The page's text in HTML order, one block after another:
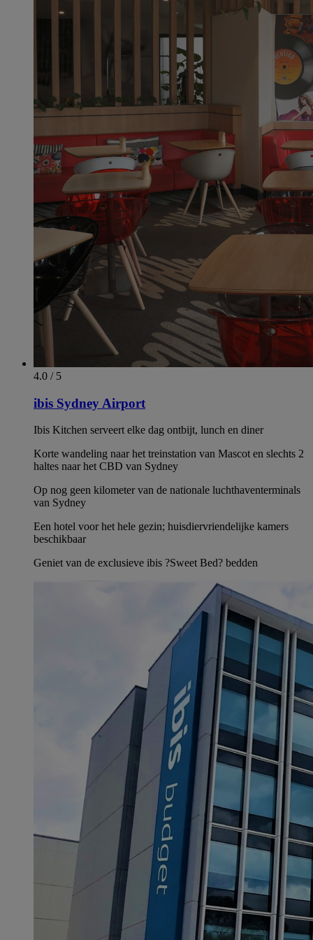
4.0 / 5
ibis Sydney Airport
Ibis Kitchen serveert elke dag ontbijt, lunch en diner
Korte wandeling naar het treinstation van Mascot en slechts 2
haltes naar het CBD van Sydney
Op nog geen kilometer van de nationale luchthaventerminals
van Sydney
Een hotel voor het hele gezin; huisdiervriendelijke kamers
beschikbaar
Geniet van de exclusieve ibis ?Sweet Bed? bedden